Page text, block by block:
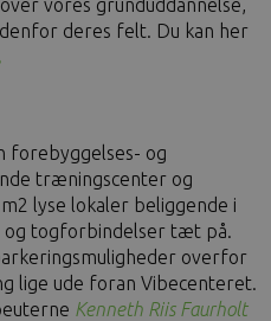
vores grunduddannelse,
deres felt. Du kan her
forebyggelses- og
træningscenter og
lyse lokaler beliggende i
og togforbindelser tæt på.
overfor
lige ude foran Vibecenteret.
Kenneth Riis Faurholt